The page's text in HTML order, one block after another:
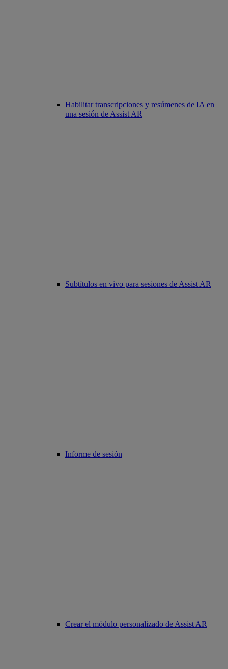
Habilitar transcripciones y resúmenes de IA en
una sesión de Assist AR
Subtítulos en vivo para sesiones de Assist AR
Informe de sesión
Crear el módulo personalizado de Assist AR